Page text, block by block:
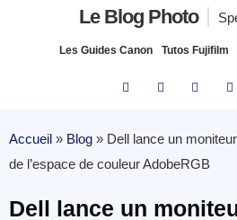
Le Blog Photo
Les Guides Canon Tutos Fujifilm
Accueil » Blog » Dell lance un
de l’espace de couleur AdobeRGB
Dell lance un